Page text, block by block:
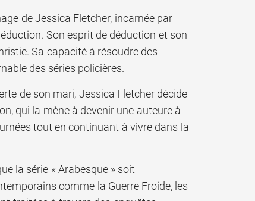
de Jessica Fletcher, incarnée par
Son esprit de déduction et son
Sa capacité à résoudre des
des séries policières.
de son mari, Jessica Fletcher décide
qui la mène à devenir une auteure à
tout en continuant à vivre dans la
la série « Arabesque » soit
comme la Guerre Froide, les